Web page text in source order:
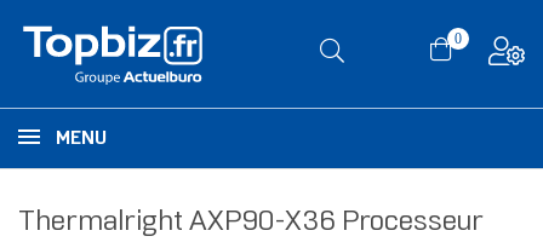
0
MENU
Thermalright AXP90-X36 Processeur